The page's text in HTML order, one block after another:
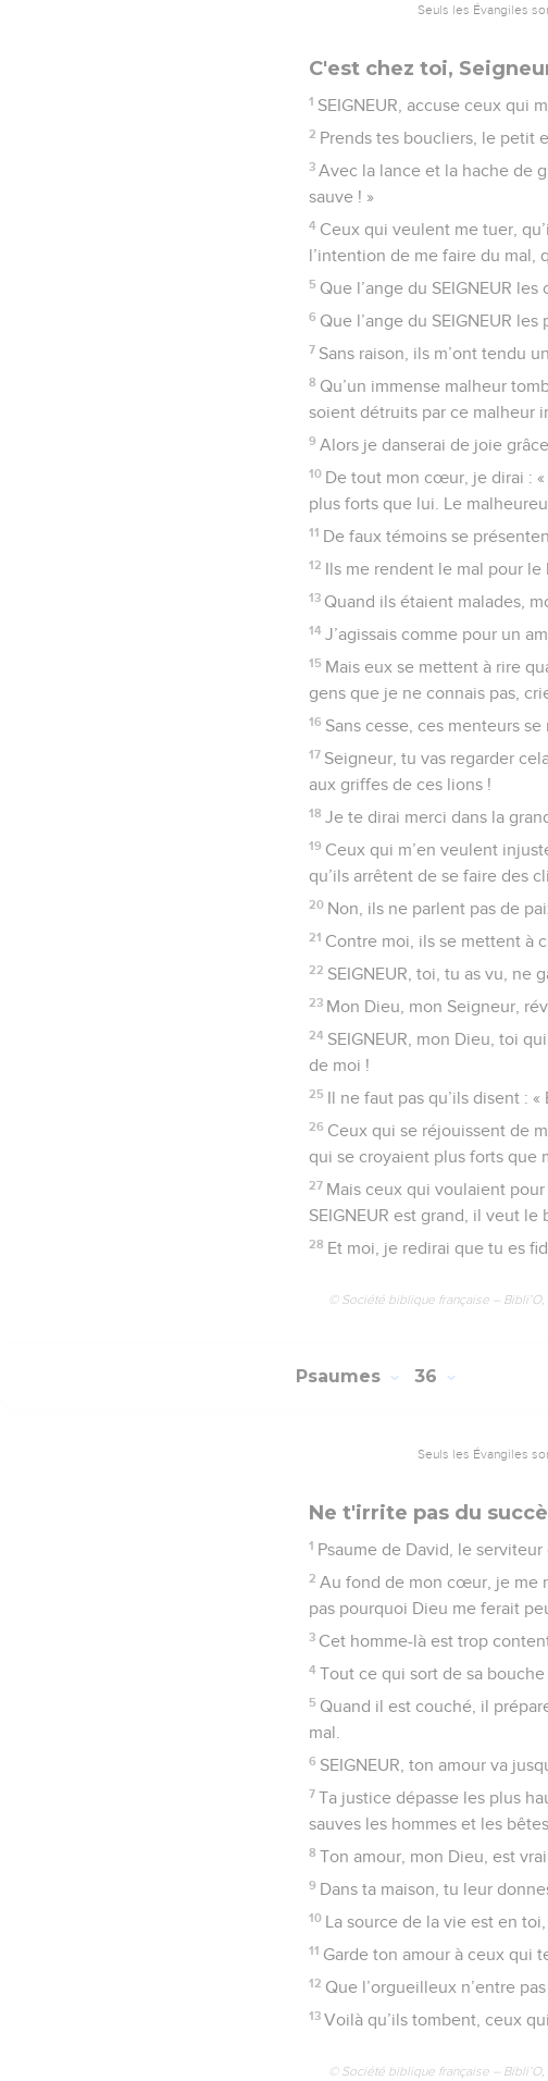
Seuls les Évangiles
C'est chez toi,
1 SEIGNEUR, accuse ceux qui
2 Prends tes boucliers, le petit
3 Avec la lance et la hache de
sauve ! »
4 Ceux qui veulent me tuer,
l’intention de me faire du mal,
5 Que l’ange du SEIGNEUR
6 Que l’ange du SEIGNEUR
7 Sans raison, ils m’ont tendu
8 Qu’un immense malheur
soient détruits par ce malheur
9 Alors je danserai de joie grâce
10 De tout mon cœur, je dirai : «
plus forts que lui. Le
11 De faux témoins se
12 Ils me rendent le mal pour le
13 Quand ils étaient malades,
14 J’agissais comme pour un
15 Mais eux se mettent à rire
gens que je ne connais pas,
16 Sans cesse, ces menteurs
17 Seigneur, tu vas regarder
aux griffes de ces lions !
18 Je te dirai merci dans la
19 Ceux qui m’en veulent
qu’ils arrêtent de se faire des
20 Non, ils ne parlent pas de
21 Contre moi, ils se mettent à
22 SEIGNEUR, toi, tu as vu, ne
23 Mon Dieu, mon Seigneur,
24 SEIGNEUR, mon Dieu, toi
de moi !
25 Il ne faut pas qu’ils disent :
26 Ceux qui se réjouissent de
qui se croyaient plus forts que
27 Mais ceux qui voulaient
SEIGNEUR est grand, il veut
28 Et moi, je redirai que tu es
© Société biblique française –
Psaumes 36
Seuls les Évangiles
Ne t'irrite pas du
1 Psaume de David, le
2 Au fond de mon cœur, je me
pas pourquoi Dieu me ferait
3 Cet homme-là est trop
4 Tout ce qui sort de sa
5 Quand il est couché, il
mal.
6 SEIGNEUR, ton amour va
7 Ta justice dépasse les plus
sauves les hommes et les bêtes.
8 Ton amour, mon Dieu, est
9 Dans ta maison, tu leur
10 La source de la vie est en
11 Garde ton amour à ceux qui
12 Que l’orgueilleux n’entre
13 Voilà qu’ils tombent, ceux
© Société biblique française –